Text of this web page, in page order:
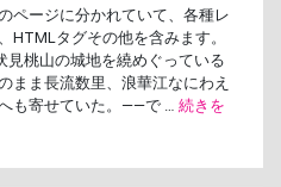
ページに分かれていて、各種レ
HTMLタグその他を含みます。
見桃山の城地を繞めぐっている
まま長流数里、浪華江なにわえ
も寄せていた。――で … 続きを